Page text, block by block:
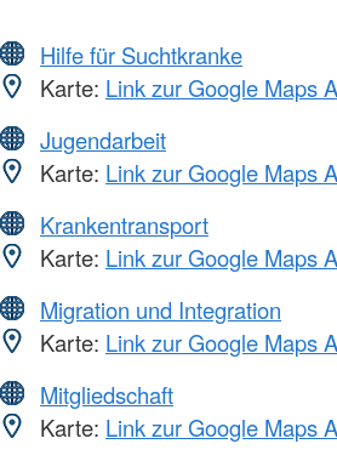
Hilfe für Suchtkranke
Karte: Link zur Google Maps
Jugendarbeit
Karte: Link zur Google Maps
Krankentransport
Karte: Link zur Google Maps
Migration und Integration
Karte: Link zur Google Maps
Mitgliedschaft
Karte: Link zur Google Maps